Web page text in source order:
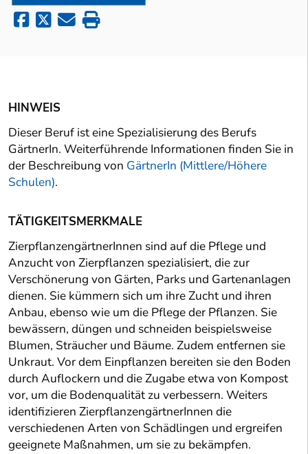
HINWEIS
Dieser Beruf ist eine Spezialisierung des Berufs
GärtnerIn. Weiterführende Informationen finden Sie in
der Beschreibung von GärtnerIn (Mittlere/Höhere
Schulen).
TÄTIGKEITSMERKMALE
ZierpflanzengärtnerInnen sind auf die Pflege und
Anzucht von Zierpflanzen spezialisiert, die zur
Verschönerung von Gärten, Parks und Gartenanlagen
dienen. Sie kümmern sich um ihre Zucht und ihren
Anbau, ebenso wie um die Pflege der Pflanzen. Sie
bewässern, düngen und schneiden beispielsweise
Blumen, Sträucher und Bäume. Zudem entfernen sie
Unkraut. Vor dem Einpflanzen bereiten sie den Boden
durch Auflockern und die Zugabe etwa von Kompost
vor, um die Bodenqualität zu verbessern. Weiters
identifizieren ZierpflanzengärtnerInnen die
verschiedenen Arten von Schädlingen und ergreifen
geeignete Maßnahmen, um sie zu bekämpfen.